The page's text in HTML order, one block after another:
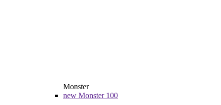
Monster
new Monster 100